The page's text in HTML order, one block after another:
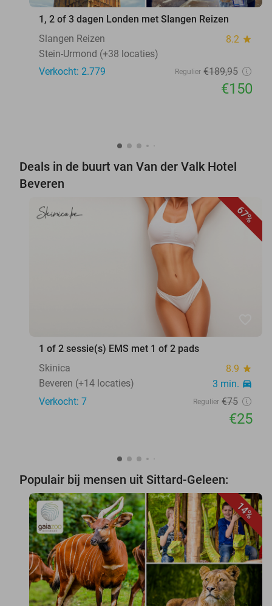
1, 2 of 3 dagen Londen met Slangen Reizen
Slangen Reizen
8.2 star
Stein-Urmond (+38 locaties)
Verkocht: 2.779
Regulier €189,95
€150
Deals in de buurt van Van der Valk Hotel
Beveren
67%
1 of 2 sessie(s) EMS met 1 of 2 pads
Skinica
8.9 star
Beveren (+14 locaties) 3 min. directions_car
Verkocht: 7 Regulier €75
€25
Populair bij mensen uit Sittard-Geleen:
14%